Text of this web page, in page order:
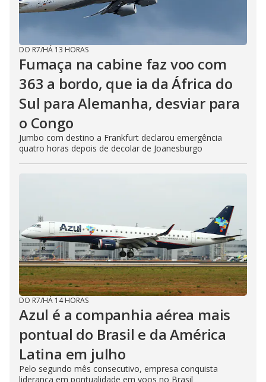
DO R7/HÁ 13 HORAS
Fumaça na cabine faz voo com
363 a bordo, que ia da África do
Sul para Alemanha, desviar para
o Congo
Jumbo com destino a Frankfurt declarou emergência
quatro horas depois de decolar de Joanesburgo
DO R7/HÁ 14 HORAS
Azul é a companhia aérea mais
pontual do Brasil e da América
Latina em julho
Pelo segundo mês consecutivo, empresa conquista
liderança em pontualidade em voos no Brasil